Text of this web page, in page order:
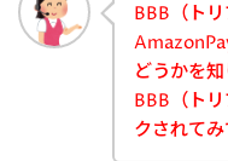
BBB（ト
どうかを
BBB（ト
クされて